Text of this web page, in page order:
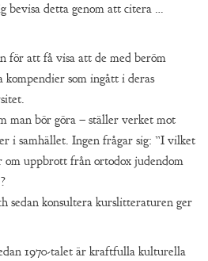
bevisa detta genom att citera …
för att få visa att de med beröm
kompendier som ingått i deras
man bör göra – ställer verket mot
i samhället. Ingen frågar sig: ”I vilket
om uppbrott från ortodox judendom
sedan konsultera kurslitteraturen ger
1970-talet är kraftfulla kulturella